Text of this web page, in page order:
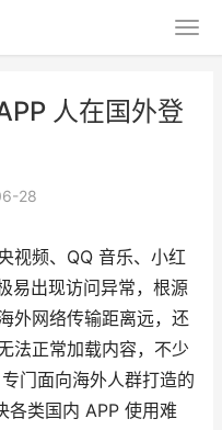
人在国外登
28
视频、QQ 音乐、小红
易出现访问异常，根源
外网络传输距离远，还
法正常加载内容，不少
门面向海外人群打造的
各类国内 APP 使用难